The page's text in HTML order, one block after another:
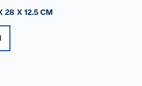
28 X 12.5 CM